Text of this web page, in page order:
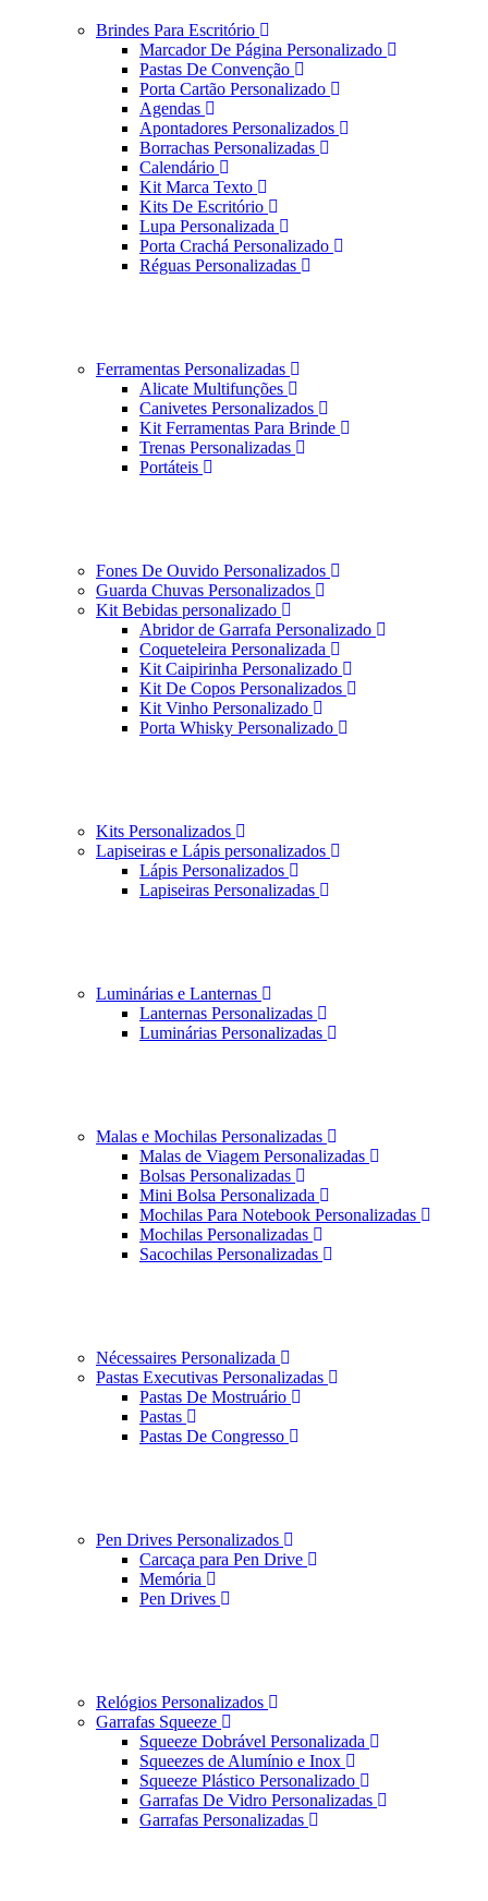
Brindes Para Escritório
Marcador De Página Personalizado
Pastas De Convenção
Porta Cartão Personalizado
Agendas
Apontadores Personalizados
Borrachas Personalizadas
Calendário
Kit Marca Texto
Kits De Escritório
Lupa Personalizada
Porta Crachá Personalizado
Réguas Personalizadas
Ferramentas Personalizadas
Alicate Multifunções
Canivetes Personalizados
Kit Ferramentas Para Brinde
Trenas Personalizadas
Portáteis
Fones De Ouvido Personalizados
Guarda Chuvas Personalizados
Kit Bebidas personalizado
Abridor de Garrafa Personalizado
Coqueteleira Personalizada
Kit Caipirinha Personalizado
Kit De Copos Personalizados
Kit Vinho Personalizado
Porta Whisky Personalizado
Kits Personalizados
Lapiseiras e Lápis personalizados
Lápis Personalizados
Lapiseiras Personalizadas
Luminárias e Lanternas
Lanternas Personalizadas
Luminárias Personalizadas
Malas e Mochilas Personalizadas
Malas de Viagem Personalizadas
Bolsas Personalizadas
Mini Bolsa Personalizada
Mochilas Para Notebook Personalizadas
Mochilas Personalizadas
Sacochilas Personalizadas
Nécessaires Personalizada
Pastas Executivas Personalizadas
Pastas De Mostruário
Pastas
Pastas De Congresso
Pen Drives Personalizados
Carcaça para Pen Drive
Memória
Pen Drives
Relógios Personalizados
Garrafas Squeeze
Squeeze Dobrável Personalizada
Squeezes de Alumínio e Inox
Squeeze Plástico Personalizado
Garrafas De Vidro Personalizadas
Garrafas Personalizadas